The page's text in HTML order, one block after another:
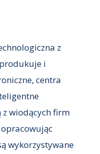
z
i
centra
z wiodących firm
wykorzystywane